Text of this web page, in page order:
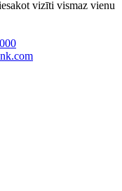
vizīti vismaz vienu